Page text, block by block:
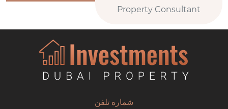
Property Consultant
شماره تلفن